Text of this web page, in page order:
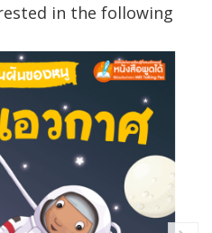
in the following